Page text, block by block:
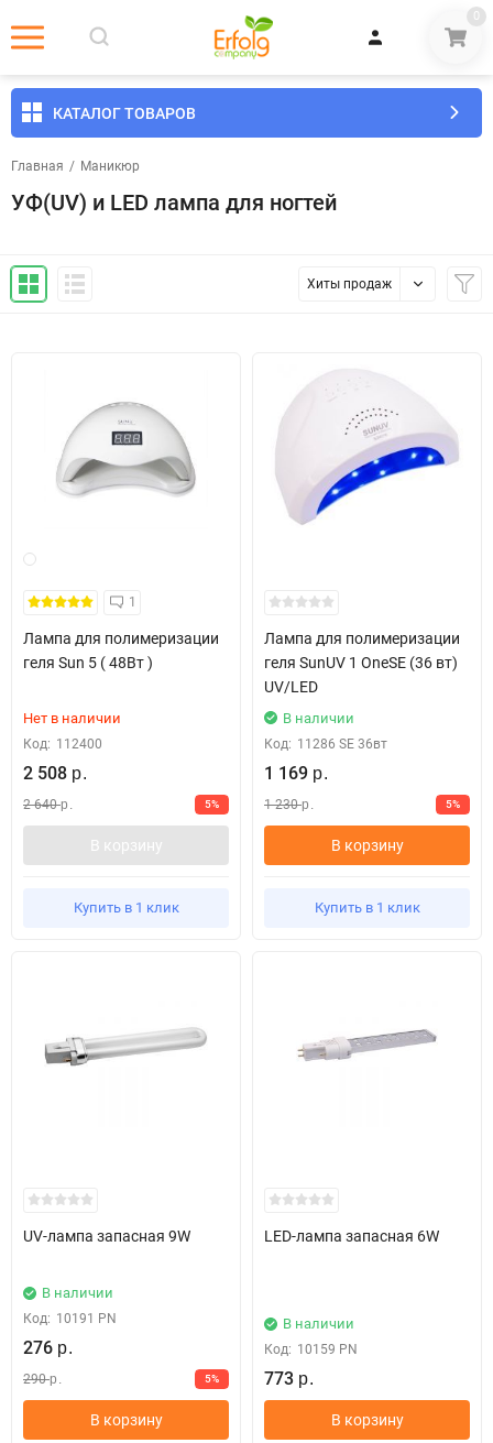
0
КАТАЛОГ ТОВАРОВ
Главная / Маникюр
УФ(UV) и LED лампа для ногтей
Хиты продаж
1
Лампа для полимеризации
геля Sun 5 ( 48Вт )
Нет в наличии
Код: 112400
2 508 р.
2 640р. 5%
В корзину
Купить в 1 клик
Лампа для полимеризации
геля SunUV 1 OneSE (36 вт)
UV/LED
В наличии
Код: 11286 SE 36вт
1 169 р.
1 230р. 5%
В корзину
Купить в 1 клик
UV-лампа запасная 9W
В наличии
Код: 10191 PN
276 р.
290 р. 5%
В корзину
LED-лампа запасная 6W
В наличии
Код: 10159 PN
773 р.
В корзину